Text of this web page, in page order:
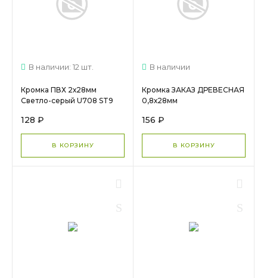
В наличии: 12 шт.
Кромка ПВХ 2х28мм
Светло-серый U708 ST9
128 ₽
В КОРЗИНУ
В наличии
Кромка ЗАКАЗ ДРЕВЕСНАЯ
0,8х28мм
156 ₽
В КОРЗИНУ